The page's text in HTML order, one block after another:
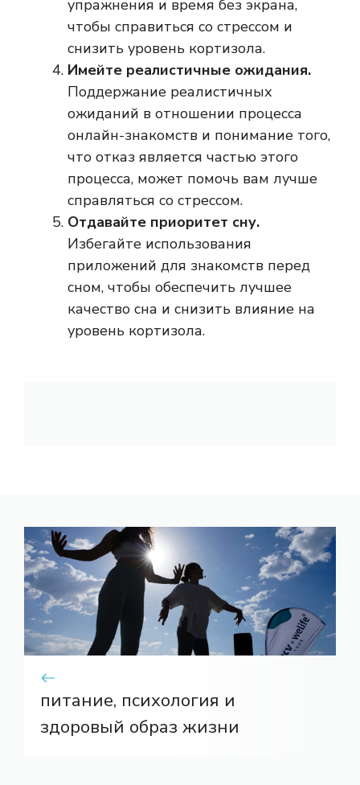
упражнения и время без экрана,
чтобы справиться со стрессом и
снизить уровень кортизола.
Имейте реалистичные ожидания.
Поддержание реалистичных
ожиданий в отношении процесса
онлайн-знакомств и понимание того,
что отказ является частью этого
процесса, может помочь вам лучше
справляться со стрессом.
Отдавайте приоритет сну.
Избегайте использования
приложений для знакомств перед
сном, чтобы обеспечить лучшее
качество сна и снизить влияние на
уровень кортизола.
питание, психология и
здоровый образ жизни